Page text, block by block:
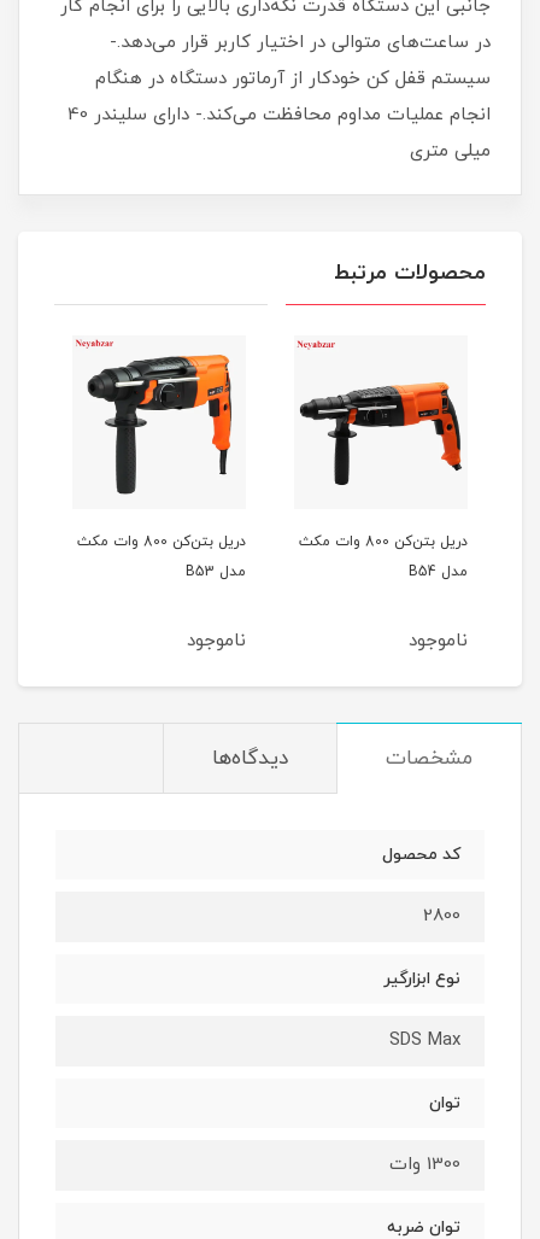
جانبی این دستگاه قدرت نگه‌داری بالایی را برای انجام کار
در ساعت‌های متوالی در اختیار کاربر قرار می‌دهد.-
سیستم قفل کن خودکار از آرماتور دستگاه در هنگام
انجام عملیات مداوم محافظت می‌کند.- دارای سلیندر 40
میلی متری
محصولات مرتبط
دریل بتن‌کن 800 وات مکث
مدل B54
ناموجود
دریل بتن‌کن 800 وات مکث
مدل B53
ناموجود
مشخصات دیدگاه‌ها
کد محصول
2800
نوع ابزارگیر
SDS Max
توان
1300 وات
توان ضربه